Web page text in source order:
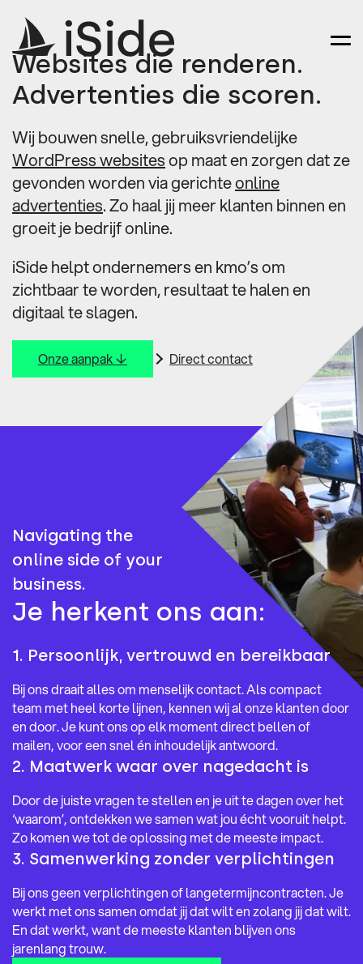
Websites die renderen.
Advertenties die scoren.
Wij bouwen snelle, gebruiksvriendelijke
WordPress websitesop maat en zorgen dat ze
gevonden worden via gerichteonline
advertenties. Zo haal jij meer klanten binnen en
groeit je bedrijf online.
iSide helpt ondernemers en kmo’s om
zichtbaar te worden, resultaat te halen en
digitaal te slagen.
Onze aanpak ↓ Direct contact
Navigating the
online side of your
business.
Je herkent ons aan:
1. Persoonlijk, vertrouwd en bereikbaar
Bij ons draait alles om menselijk contact. Als compact
team met heel korte lijnen, kennen wij al onze klanten door
en door. Je kunt ons op elk moment direct bellen of
mailen, voor een snel én inhoudelijk antwoord.
2. Maatwerk waar over nagedacht is
Door de juiste vragen te stellen en je uit te dagen over het
‘waarom’, ontdekken we samen wat jou écht vooruit helpt.
Zo komen we tot de oplossing met de meeste impact.
3. Samenwerking zonder verplichtingen
Bij ons geen verplichtingen of langetermijncontracten. Je
werkt met ons samen omdat jij dat wilt en zolang jij dat wilt.
En dat werkt, want de meeste klanten blijven ons
jarenlang trouw.